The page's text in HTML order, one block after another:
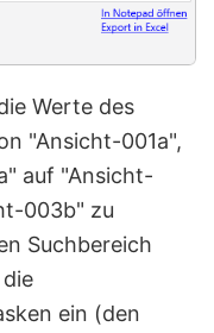
Werte des
"Ansicht-001а",
auf "Ansicht-
003b" zu
Suchbereich
ein (den